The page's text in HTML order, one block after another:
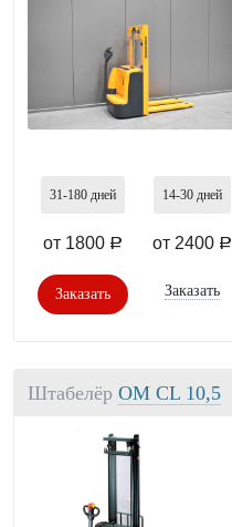
31-180 дней
от 1800 a
Заказать
14-30 дней
от 2400 a
Заказать
Штабелёр OМ СL 10,5